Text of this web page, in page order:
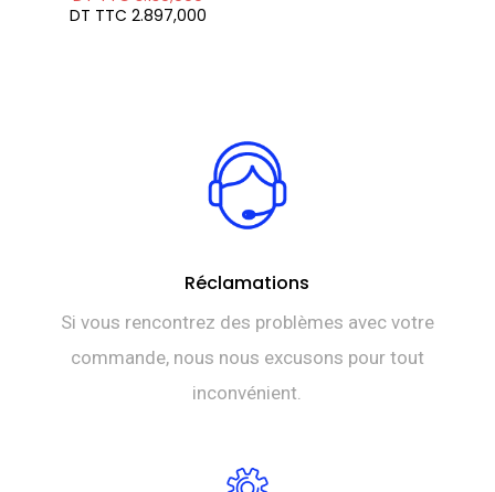
prix
initial
DT TTC 2.897,000
Réclamations
Si vous rencontrez des problèmes avec votre
commande, nous nous excusons pour tout
inconvénient.